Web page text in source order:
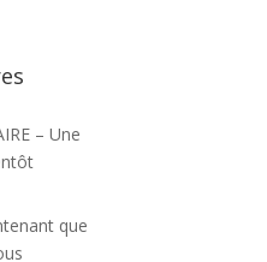
– Une
que